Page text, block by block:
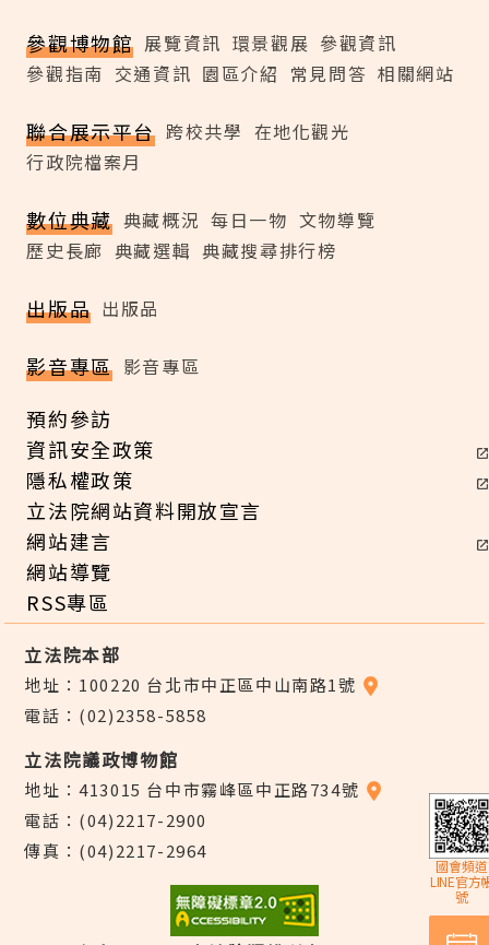
參觀博物館 展覽資訊 環景觀展 參觀資訊
參觀指南 交通資訊 園區介紹 常見問答 相關網站
聯合展示平台 跨校共學 在地化觀光
行政院檔案月
數位典藏 典藏概況 每日一物 文物導覽
歷史長廊 典藏選輯 典藏搜尋排行榜
出版品 出版品
影音專區 影音專區
預約參訪
資訊安全政策
隱私權政策
立法院網站資料開放宣言
網站建言
網站導覽
RSS專區
立法院本部
地址：100220 台北市中正區中山南路1號
電話：(02)2358-5858
立法院議政博物館
地址：413015 台中市霧峰區中正路734號
電話：(04)2217-2900
傳真：(04)2217-2964
國會頻道
LINE官方
號